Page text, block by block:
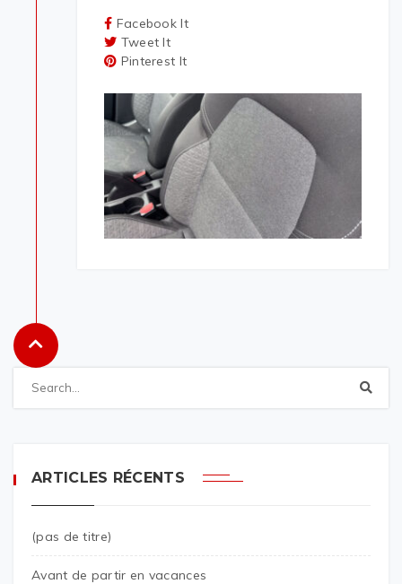
Facebook It
Tweet It
Pinterest It
ARTICLES RÉCENTS
(pas de titre)
Avant de partir en vacances